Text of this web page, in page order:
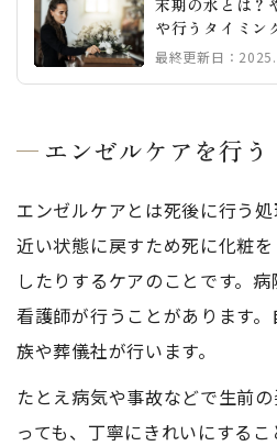
末期の水とは？
や行うタイミン
最終更新日：
エンゼルケアを行う
エンゼルケアとは死後に行う
近い状態に戻すため死に化粧
したりするケアのことです。
看護師が行うことがあります
族や葬儀社が行います。
たとえ病気や事故などで生前
っても、丁寧にきれいにする